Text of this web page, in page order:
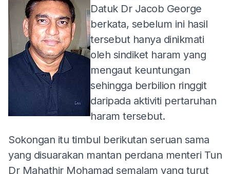
Datuk Dr Jacob George
berkata, sebelum ini hasil
tersebut hanya dinikmati
oleh sindiket haram yang
mengaut keuntungan
sehingga berbilion ringgit
daripada aktiviti pertaruhan
haram tersebut.
Sokongan itu timbul berikutan seruan sama
yang disuarakan mantan perdana menteri Tun
Dr Mahathir Mohamad semalam yang turut